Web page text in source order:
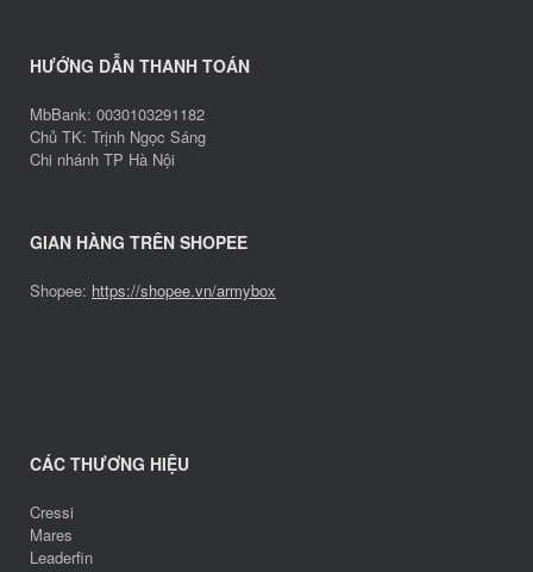
HƯỚNG DẪN THANH TOÁN
MbBank: 0030103291182
Chủ TK: Trịnh Ngọc Sáng
Chi nhánh TP Hà Nội
GIAN HÀNG TRÊN SHOPEE
Shopee: https://shopee.vn/armybox
CÁC THƯƠNG HIỆU
Cressi
Mares
Leaderfin